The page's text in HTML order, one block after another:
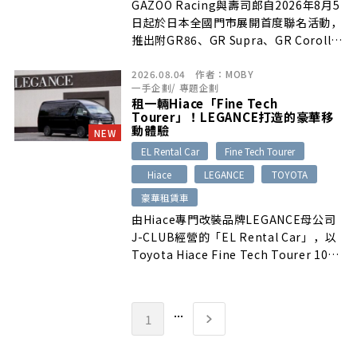
GAZOO Racing與壽司郎自2026年8月5
日起於日本全國門市展開首度聯名活動，
推出附GR86、GR Supra、GR Corolla
合」及「天然黑鮪魚7貫拼盤」。活動並
結合新宿西口店特別裝潢、數位點餐限定
模式、X社群抽獎及富士國際賽車場親子
體驗活動，活動期間至8月30日止。
NEW
2026.08.04 作者： MOBY
一手企劃/ 專題企劃
租一輛Hiace「Fine Tech
Tourer」！LEGANCE打造的豪華移
動體驗
EL Rental Car
Fine Tech Tourer
Hiace
LEGANCE
TOYOTA
豪華租賃車
由Hiace專門改裝品牌LEGANCE母公司
J-CLUB經營的「EL Rental Car」，以
Toyota Hiace Fine Tech Tourer 10人
窗簾、間接照明與USB充電等配備，打造
如同「移動式貴賓室」般的豪華租賃車。
1 ...